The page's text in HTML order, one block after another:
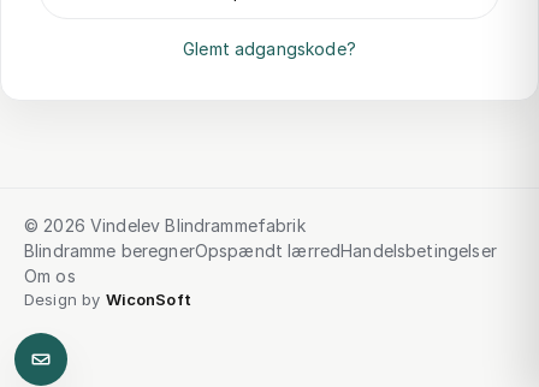
Glemt adgangskode?
© 2026 Vindelev Blindrammefabrik
Blindramme beregnerOpspændt lærredHandelsbetingelser
Om os
Design by WiconSoft